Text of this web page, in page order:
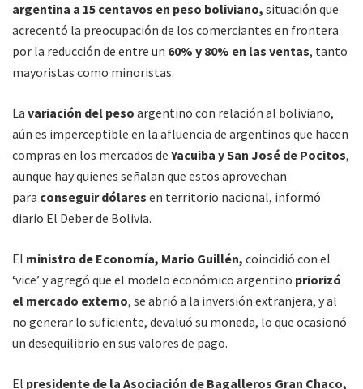
argentina a 15 centavos en peso boliviano, situación que
acrecentó la preocupación de los comerciantes en frontera
por la reducción de entre un 60% y 80% en las ventas, tanto
mayoristas como minoristas.
La variación del peso argentino con relación al boliviano,
aún es imperceptible en la afluencia de argentinos que hacen
compras en los mercados de Yacuiba y San José de Pocitos,
aunque hay quienes señalan que estos aprovechan
para conseguir dólares en territorio nacional, informó
diario El Deber de Bolivia.
El ministro de Economía, Mario Guillén, coincidió con el
‘vice’ y agregó que el modelo económico argentino priorizó
el mercado externo, se abrió a la inversión extranjera, y al
no generar lo suficiente, devaluó su moneda, lo que ocasionó
un desequilibrio en sus valores de pago.
El presidente de la Asociación de Bagalleros Gran Chaco,